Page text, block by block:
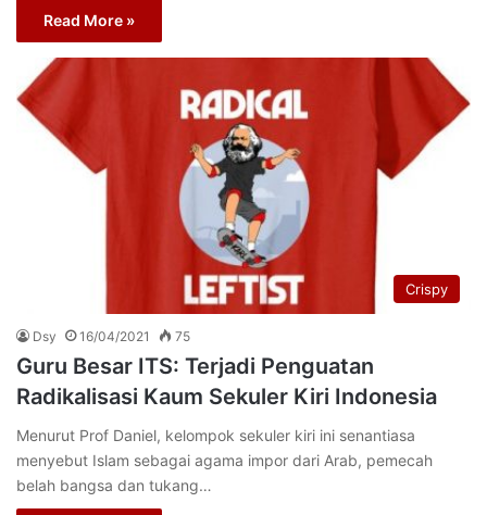
Read More »
Crispy
Dsy 16/04/2021 75
Guru Besar ITS: Terjadi Penguatan
Radikalisasi Kaum Sekuler Kiri Indonesia
Menurut Prof Daniel, kelompok sekuler kiri ini senantiasa
menyebut Islam sebagai agama impor dari Arab, pemecah
belah bangsa dan tukang…